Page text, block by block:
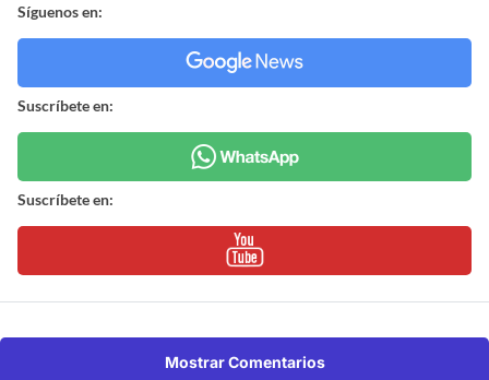
Síguenos en:
Suscríbete en:
Suscríbete en:
Mostrar Comentarios